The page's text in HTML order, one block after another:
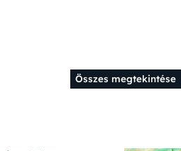
Összes megtekintése